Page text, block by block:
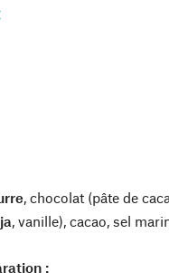
, chocolat (pâte de
, vanille), cacao, sel
: